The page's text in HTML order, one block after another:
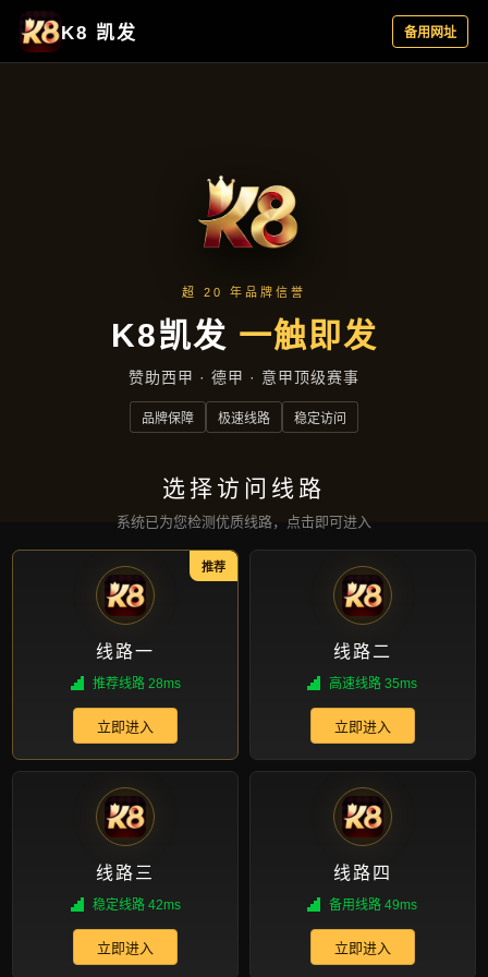
产品分类
首页 产品分类